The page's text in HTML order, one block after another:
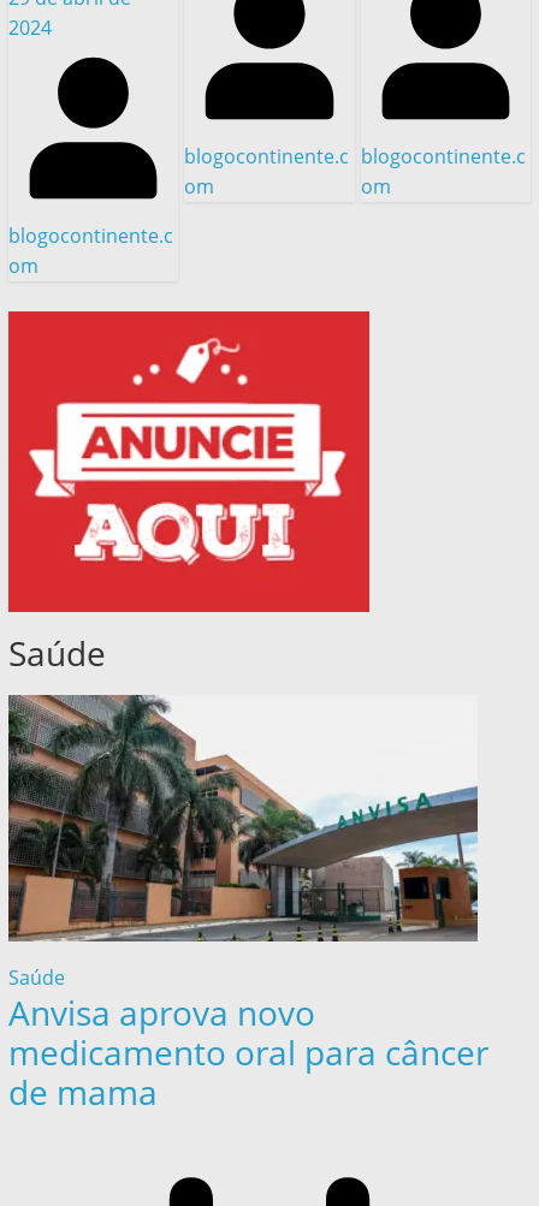
2024
blogocontinente.c
om
blogocontinente.c
om
blogocontinente.c
om
Saúde
Saúde
Anvisa aprova novo
medicamento oral para câncer
de mama